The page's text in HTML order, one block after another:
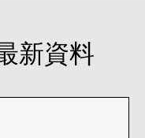
新資料